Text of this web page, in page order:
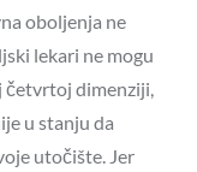
oboljenja ne
lekari ne mogu
četvrtoj dimenziji,
u stanju da
utočište. Jer